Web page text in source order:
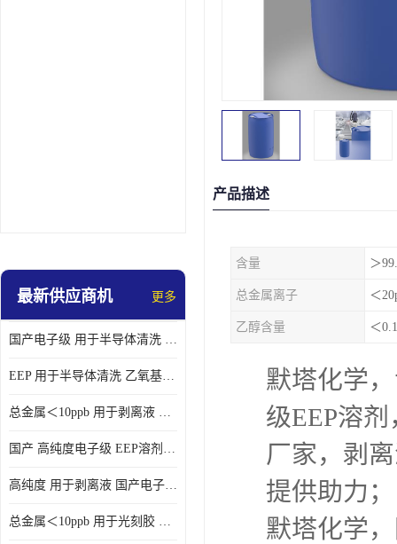
最新供应商机 更多
国产电子级 用于半导体清洗 EEP溶剂电子级
EEP 用于半导体清洗 乙氧基丙酸乙酯电子级
总金属＜10ppb 用于剥离液 电子级EEP
国产 高纯度电子级 EEP溶剂电子级
高纯度 用于剥离液 国产电子级EEP
总金属＜10ppb 用于光刻胶 电子级EEP溶剂
产品描述
含量 ＞
总金属离子 ＜
乙醇含量 ＜
默塔化学
级EEP溶
厂家，剥
提供助力；
默塔化学